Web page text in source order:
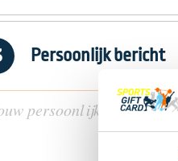
Persoonlijk bericht